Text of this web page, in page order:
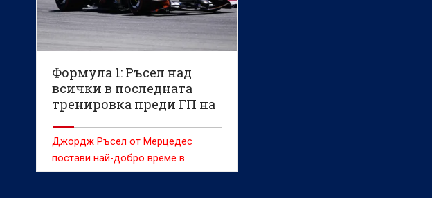
Формула 1: Ръсел над
всички в последната
тренировка преди ГП на
Джордж Ръсел от Мерцедес
постави най-добро време в
последната свободна тренировка